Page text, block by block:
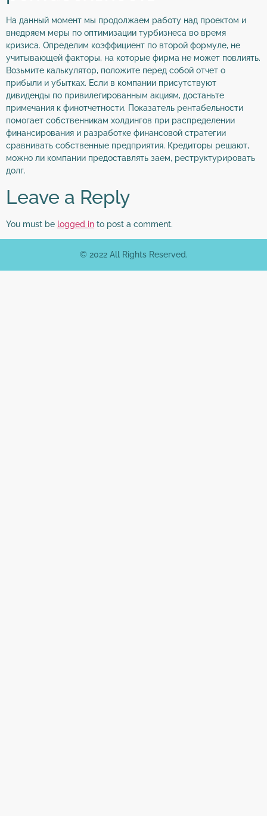
На данный момент мы продолжаем работу над проектом и
внедряем меры по оптимизации турбизнеса во время
кризиса. Определим коэффициент по второй формуле, не
учитывающей факторы, на которые фирма не может повлиять.
Возьмите калькулятор, положите перед собой отчет о
прибыли и убытках. Если в компании присутствуют
дивиденды по привилегированным акциям, достаньте
примечания к финотчетности. Показатель рентабельности
помогает собственникам холдингов при распределении
финансирования и разработке финансовой стратегии
сравнивать собственные предприятия. Кредиторы решают,
можно ли компании предоставлять заем, реструктурировать
долг.
Leave a Reply
You must be logged in to post a comment.
© 2022 All Rights Reserved.